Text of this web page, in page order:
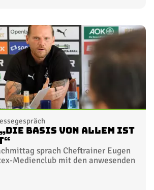
Basis von allem ist
sprach Cheftrainer Eugen
Medienclub mit den anwesenden